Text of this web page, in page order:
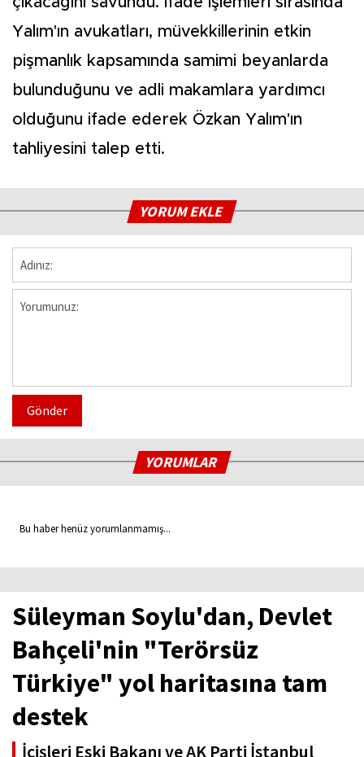
Yalım'ın avukatları, müvekkillerinin etkin
pişmanlık kapsamında samimi beyanlarda
bulunduğunu ve adli makamlara yardımcı
olduğunu ifade ederek Özkan Yalım'ın
tahliyesini talep etti.
YORUM EKLE
Gönder
YORUMLAR
Bu haber henüz yorumlanmamış...
Süleyman Soylu'dan, Devlet
Bahçeli'nin "Terörsüz
Türkiye" yol haritasına tam
destek
İçişleri Eski Bakanı ve AK Parti İstanbul